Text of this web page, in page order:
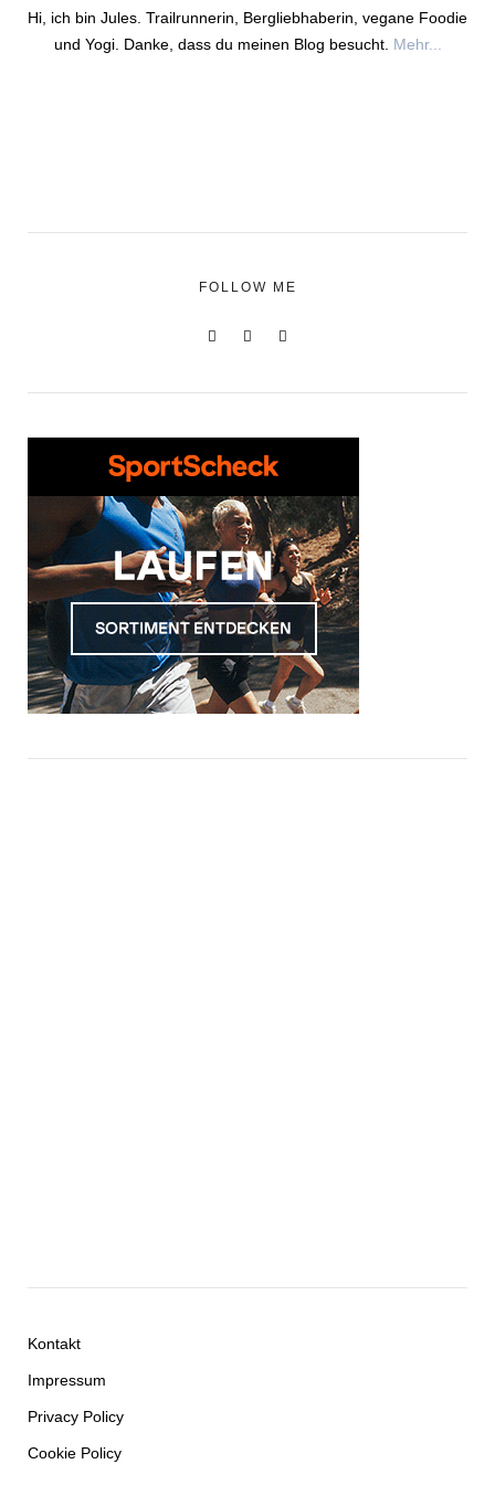
Hi, ich bin Jules. Trailrunnerin, Bergliebhaberin, vegane Foodie
und Yogi. Danke, dass du meinen Blog besucht. Mehr...
FOLLOW ME
Kontakt
Impressum
Privacy Policy
Cookie Policy